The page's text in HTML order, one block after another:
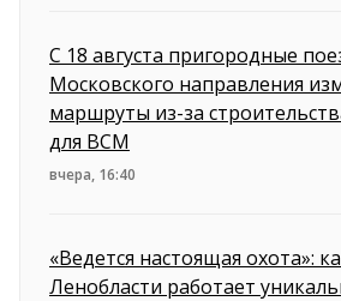
С 18 августа пригородные
Московского направления
маршруты из-за
для ВСМ
вчера, 16:40
«Ведется настоящая охота»:
Ленобласти работает